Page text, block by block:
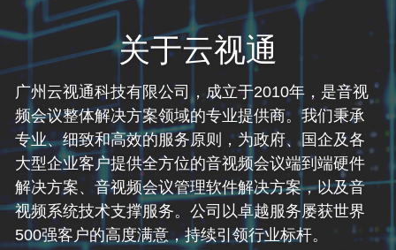
关于云视通
广州云视通科技有限公司，成立于2010年，是音视
频会议整体解决方案领域的专业提供商。我们秉承
专业、细致和高效的服务原则，为政府、国企及各
大型企业客户提供全方位的音视频会议端到端硬件
解决方案、音视频会议管理软件解决方案，以及音
视频系统技术支撑服务。公司以卓越服务屡获世界
500强客户的高度满意，持续引领行业标杆。